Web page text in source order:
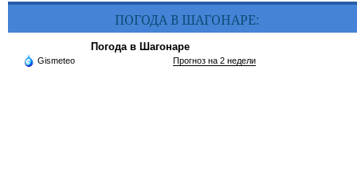
ПОГОДА В ШАГОНАРЕ:
Погода в Шагонаре
Gismeteo Прогноз на 2 недели